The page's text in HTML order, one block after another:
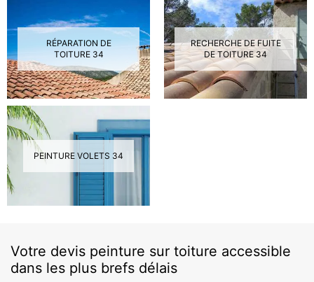
RÉPARATION DE
TOITURE 34
RECHERCHE DE FUITE
DE TOITURE 34
PEINTURE VOLETS 34
Votre devis peinture sur toiture accessible
dans les plus brefs délais